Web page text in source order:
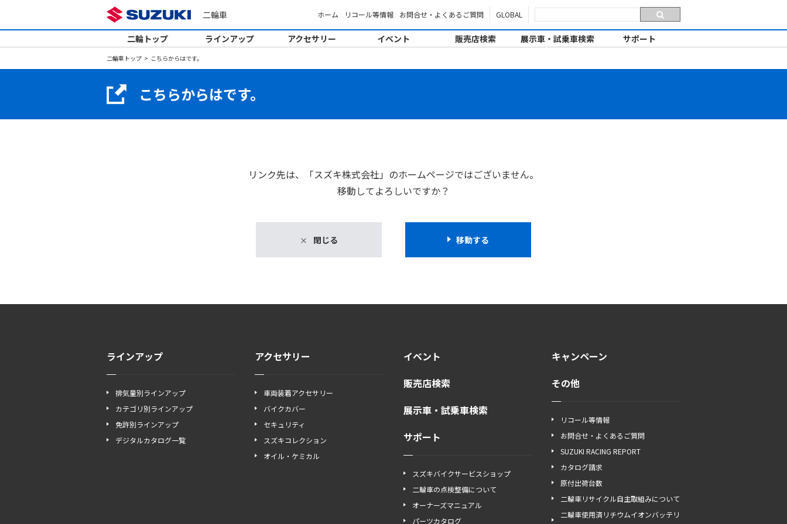
二輪車 ホーム リコール等情報 お問合せ・よくあるご質問 GLOBAL
二輪トップ ラインアップ アクセサリー イベント 販売店検索 展示車・試乗車検索 サポート
二輪車トップ こちらからはです。
こちらからはです。
リンク先は、「スズキ株式会社」のホームページではございません。
移動してよろしいですか？
閉じる 移動する
ラインアップ
排気量別ラインアップ
カテゴリ別ラインアップ
免許別ラインアップ
デジタルカタログ一覧
アクセサリー
車両装着アクセサリー
バイクカバー
セキュリティ
スズキコレクション
オイル・ケミカル
イベント
販売店検索
展示車・試乗車検索
サポート
スズキバイクサービスショップ
二輪車の点検整備について
オーナーズマニュアル
パーツカタログ
キャンペーン
その他
リコール等情報
お問合せ・よくあるご質問
SUZUKI RACING REPORT
カタログ請求
原付出荷台数
二輪車リサイクル自主取組みについて
二輪車使用済リチウムイオンバッテリ